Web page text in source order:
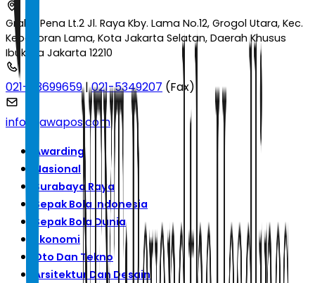
Graha Pena Lt.2 Jl. Raya Kby. Lama No.12, Grogol Utara, Kec.
Kebayoran Lama, Kota Jakarta Selatan, Daerah Khusus
Ibukota Jakarta 12210
021-53699659|021-5349207 (Fax)
info@jawapos.com
Awarding
Nasional
Surabaya Raya
Sepak Bola Indonesia
Sepak Bola Dunia
Ekonomi
Oto Dan Tekno
Arsitektur Dan Desain